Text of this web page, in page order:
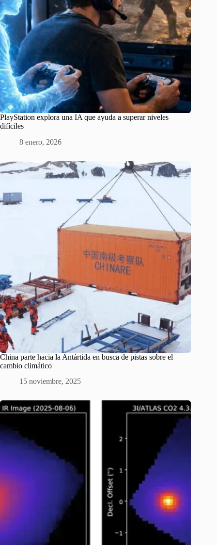
PlayStation explora una IA que ayuda a superar niveles
difíciles
8 enero, 2026
China parte hacia la Antártida en busca de pistas sobre el
cambio climático
15 noviembre, 2025